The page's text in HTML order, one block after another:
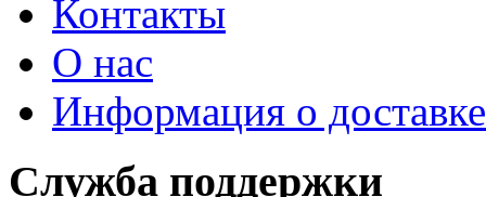
Контакты
О нас
Информация о доставке
Служба поддержки